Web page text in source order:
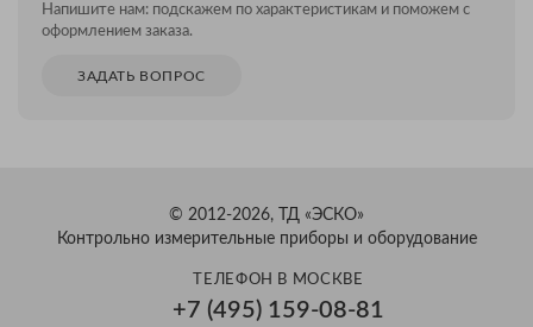
Напишите нам: подскажем по характеристикам и поможем с
оформлением заказа.
ЗАДАТЬ ВОПРОС
© 2012-2026, ТД «ЭСКО»
Контрольно измерительные приборы и оборудование
ТЕЛЕФОН В МОСКВЕ
+7 (495) 159-08-81